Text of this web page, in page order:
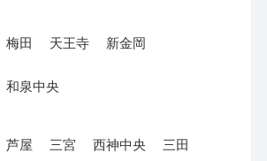
梅田 天王寺 新金岡
和泉中央
芦屋 三宮 西神中央 三田